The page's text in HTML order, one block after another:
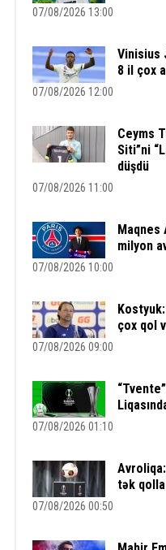
07/08/2026 13:00
Vinisius
8 il çox
07/08/2026 12:00
Ceyms
Siti”ni
düşdü
07/08/2026 11:00
Maqnes
milyon
07/08/2026 10:00
Kostyuk:
çox qol
07/08/2026 09:00
07/08/2026 01:10
tək
07/08/2026 00:50